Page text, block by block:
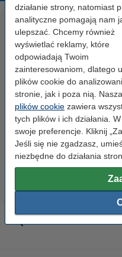
działanie strony, natomiast
analityczne pomagają nam
ulepszać. Chcemy również
wyświetlać reklamy, które
odpowiadają Twoim
zainteresowaniom, dlatego
plików cookie do
stronie, jak i poza nią. Nasza
plików cookie zawiera
tych plików i ich działania.
swoje preferencje. Kliknij
Jeśli się nie zgadzasz,
niezbędne do działania
Spinacze biurowe 33 mm
okrągłe (100 sztuk), 123drukuj
2,90 zł z VAT